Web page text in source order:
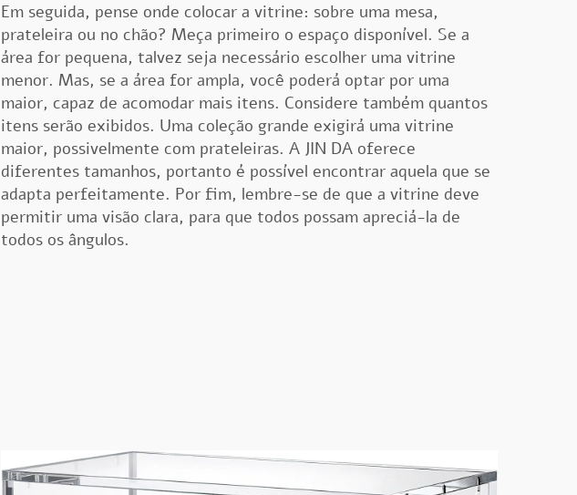
Em seguida, pense onde colocar a vitrine: sobre uma mesa,
prateleira ou no chão? Meça primeiro o espaço disponível. Se a
área for pequena, talvez seja necessário escolher uma vitrine
menor. Mas, se a área for ampla, você poderá optar por uma
maior, capaz de acomodar mais itens. Considere também quantos
itens serão exibidos. Uma coleção grande exigirá uma vitrine
maior, possivelmente com prateleiras. A JIN DA oferece
diferentes tamanhos, portanto é possível encontrar aquela que se
adapta perfeitamente. Por fim, lembre-se de que a vitrine deve
permitir uma visão clara, para que todos possam apreciá-la de
todos os ângulos.